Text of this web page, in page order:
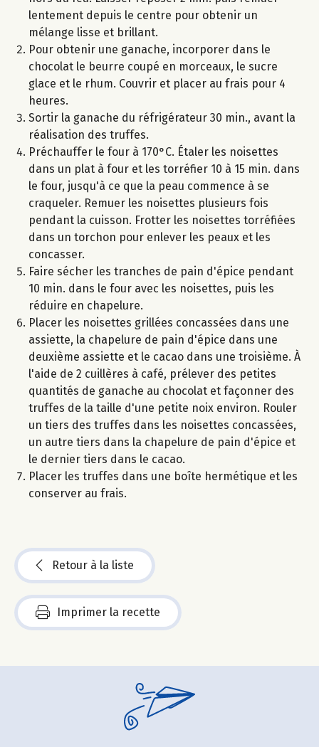
lentement depuis le centre pour obtenir un
mélange lisse et brillant.
Pour obtenir une ganache, incorporer dans le
chocolat le beurre coupé en morceaux, le sucre
glace et le rhum. Couvrir et placer au frais pour 4
heures.
Sortir la ganache du réfrigérateur 30 min., avant la
réalisation des truffes.
Préchauffer le four à 170°C. Étaler les noisettes
dans un plat à four et les torréfier 10 à 15 min. dans
le four, jusqu'à ce que la peau commence à se
craqueler. Remuer les noisettes plusieurs fois
pendant la cuisson. Frotter les noisettes torréfiées
dans un torchon pour enlever les peaux et les
concasser.
Faire sécher les tranches de pain d'épice pendant
10 min. dans le four avec les noisettes, puis les
réduire en chapelure.
Placer les noisettes grillées concassées dans une
assiette, la chapelure de pain d'épice dans une
deuxième assiette et le cacao dans une troisième. À
l'aide de 2 cuillères à café, prélever des petites
quantités de ganache au chocolat et façonner des
truffes de la taille d'une petite noix environ. Rouler
un tiers des truffes dans les noisettes concassées,
un autre tiers dans la chapelure de pain d'épice et
le dernier tiers dans le cacao.
Placer les truffes dans une boîte hermétique et les
conserver au frais.
Retour à la liste
Imprimer la recette